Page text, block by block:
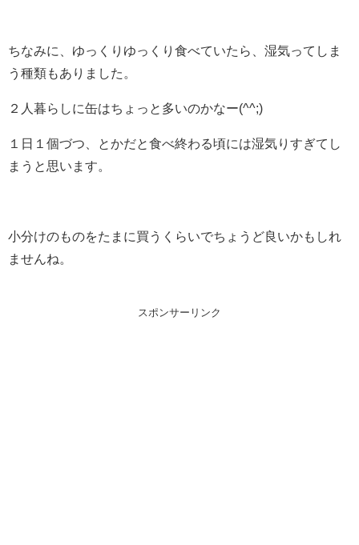
ちなみに、ゆっくりゆっくり食べていたら、湿気ってしま
う種類もありました。
２人暮らしに缶はちょっと多いのかなー(^^;)
１日１個づつ、とかだと食べ終わる頃には湿気りすぎてし
まうと思います。
小分けのものをたまに買うくらいでちょうど良いかもしれ
ませんね。
スポンサーリンク